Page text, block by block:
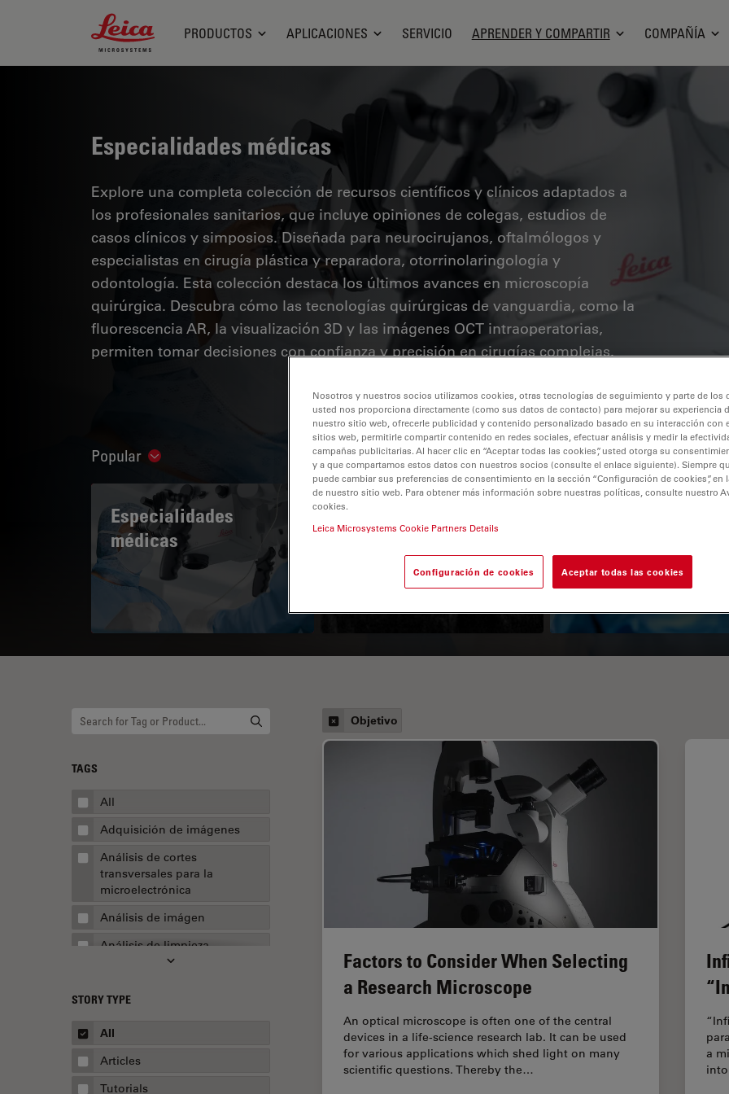
Leica Microsystems Logo
PRODUCTOS APLICACIONES SERVICIO APRENDER Y COMPARTIR COMPAÑÍA
Especialidades médicas
Explore una completa colección de recursos científicos y clínicos adaptados a
los profesionales sanitarios, que incluye opiniones de colegas, estudios de
casos clínicos y simposios. Diseñada para neurocirujanos, oftalmólogos y
especialistas en cirugía plástica y reparadora, otorrinolaringología y
odontología. Esta colección destaca los últimos avances en microscopía
quirúrgica. Descubra cómo las tecnologías quirúrgicas de vanguardia, como la
fluorescencia AR, la visualización 3D y las imágenes OCT intraoperatorias,
permiten tomar decisiones con confianza y precisión en cirugías complejas.
Popular Show subnavigation
Especialidades
médicas
A Guide to OCT
TAGS
All
Adquisición de imágenes
Análisis de cortes
transversales para la
microelectrónica
Análisis de imágen
Análisis de limpieza
Apertura numérica
AR Surgery
Automoción y transporte
Biofarmacia
STORY TYPE
All
Articles
Tutorials
Objetivo
Factors to Consider When Selecting
a Research Microscope
An optical microscope is often one of the central
devices in a life-science research lab. It can be used
for various applications which shed light on many
scientific questions. Thereby the…
a
Nosotros y nuestros socios utilizamos cookies, otras tecnologías de seguimiento y parte de los
usted nos proporciona directamente (como sus datos de contacto) para mejorar su experiencia
nuestro sitio web, ofrecerle publicidad y contenido personalizado basado en su interacción con
sitios web, permitirle compartir contenido en redes sociales, efectuar análisis y medir la
campañas publicitarias. Al hacer clic en “Aceptar todas las cookies”, usted otorga su
y a que compartamos estos datos con nuestros socios (consulte el enlace siguiente). Siempre
puede cambiar sus preferencias de consentimiento en la sección “Configuración de cookies”, en
de nuestro sitio web. Para obtener más información sobre nuestras políticas, consulte nuestro
cookies.
Leica Microsystems Cookie Partners Details
Configuración de cookies Aceptar todas las cookies